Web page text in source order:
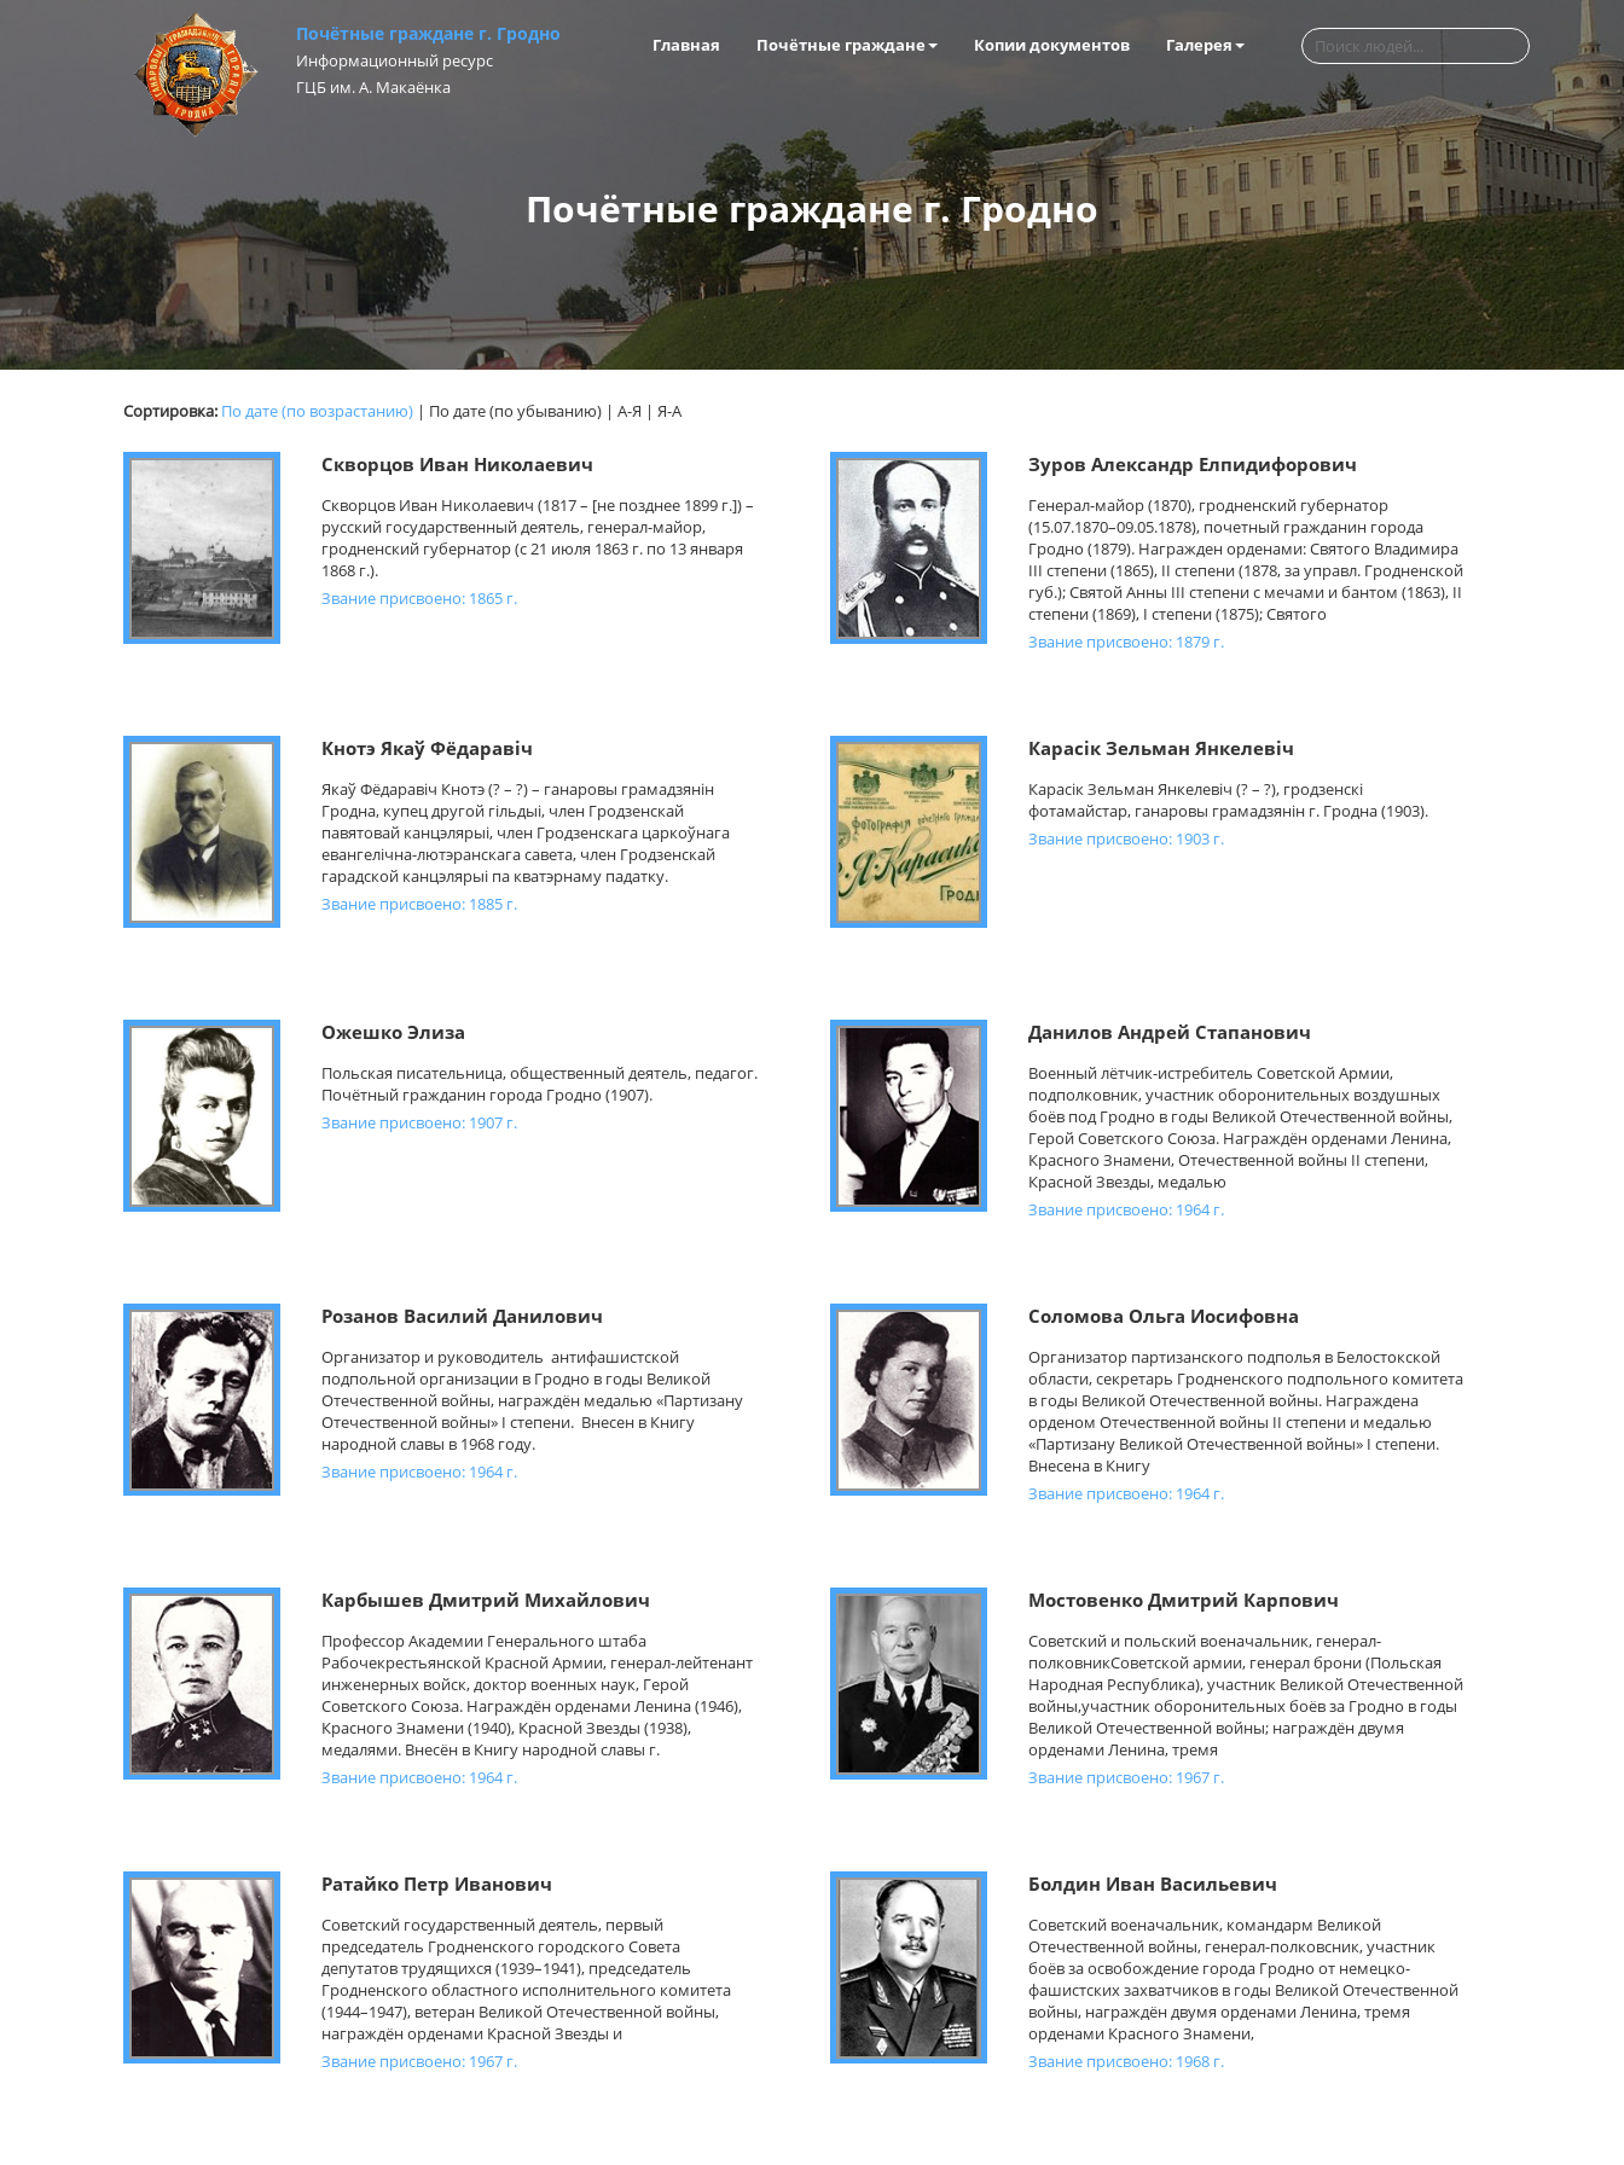
Почётные граждане г. Гродно
Информационный ресурс
ГЦБ им. А. Макаёнка
Главная Почётные граждане Копии документов Галерея
Почётные граждане г. Гродно
Сортировка: По дате (по возрастанию) | По дате (по убыванию) | А-Я | Я-А
Скворцов Иван Николаевич
Скворцов Иван Николаевич (1817 – [не позднее 1899 г.]) –
русский государственный деятель, генерал-майор,
гродненский губернатор (с 21 июля 1863 г. по 13 января
1868 г.).
Звание присвоено: 1865 г.
Зуров Александр Елпидифорович
Генерал-майор (1870), гродненский губернатор
(15.07.1870–09.05.1878), почетный гражданин города
Гродно (1879). Награжден орденами: Святого Владимира
III степени (1865), II степени (1878, за управл. Гродненской
губ.); Святой Анны III степени с мечами и бантом (1863), II
степени (1869), I степени (1875); Святого
Звание присвоено: 1879 г.
Кнотэ Якаў Фёдаравіч
Якаў Фёдаравіч Кнотэ (? – ?) – ганаровы грамадзянін
Гродна, купец другой гільдыі, член Гродзенскай
павятовай канцэлярыі, член Гродзенскага царкоўнага
евангелічна-лютэранскага савета, член Гродзенскай
гарадской канцэлярыі па кватэрнаму падатку.
Звание присвоено: 1885 г.
Карасік Зельман Янкелевіч
Карасік Зельман Янкелевіч (? – ?), гродзенскі
фотамайстар, ганаровы грамадзянін г. Гродна (1903).
Звание присвоено: 1903 г.
Ожешко Элиза
Польская писательница, общественный деятель, педагог.
Почётный гражданин города Гродно (1907).
Звание присвоено: 1907 г.
Данилов Андрей Стапанович
Военный лётчик-истребитель Советской Армии,
подполковник, участник оборонительных воздушных
боёв под Гродно в годы Великой Отечественной войны,
Герой Советского Союза. Награждён орденами Ленина,
Красного Знамени, Отечественной войны II степени,
Красной Звезды, медалью
Звание присвоено: 1964 г.
Розанов Василий Данилович
Организатор и руководитель антифашистской
подпольной организации в Гродно в годы Великой
Отечественной войны, награждён медалью «Партизану
Отечественной войны» I степени. Внесен в Книгу
народной славы в 1968 году.
Звание присвоено: 1964 г.
Соломова Ольга Иосифовна
Организатор партизанского подполья в Белостокской
области, секретарь Гродненского подпольного комитета
в годы Великой Отечественной войны. Награждена
орденом Отечественной войны II степени и медалью
«Партизану Великой Отечественной войны» I степени.
Внесена в Книгу
Звание присвоено: 1964 г.
Карбышев Дмитрий Михайлович
Профессор Академии Генерального штаба
Рабочекрестьянской Красной Армии, генерал-лейтенант
инженерных войск, доктор военных наук, Герой
Советского Союза. Награждён орденами Ленина (1946),
Красного Знамени (1940), Красной Звезды (1938),
медалями. Внесён в Книгу народной славы г.
Звание присвоено: 1964 г.
Мостовенко Дмитрий Карпович
Советский и польский военачальник, генерал-
полковникСоветской армии, генерал брони (Польская
Народная Республика), участник Великой Отечественной
войны,участник оборонительных боёв за Гродно в годы
Великой Отечественной войны; награждён двумя
орденами Ленина, тремя
Звание присвоено: 1967 г.
Ратайко Петр Иванович
Советский государственный деятель, первый
председатель Гродненского городского Совета
депутатов трудящихся (1939–1941), председатель
Гродненского областного исполнительного комитета
(1944–1947), ветеран Великой Отечественной войны,
награждён орденами Красной Звезды и
Звание присвоено: 1967 г.
Болдин Иван Васильевич
Советский военачальник, командарм Великой
Отечественной войны, генерал-полковсник, участник
боёв за освобождение города Гродно от немецко-
фашистских захватчиков в годы Великой Отечественной
войны, награждён двумя орденами Ленина, тремя
орденами Красного Знамени,
Звание присвоено: 1968 г.